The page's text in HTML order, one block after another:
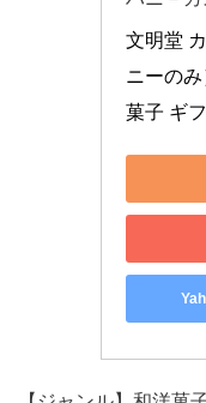
文明堂
ニーの
菓子 ギ